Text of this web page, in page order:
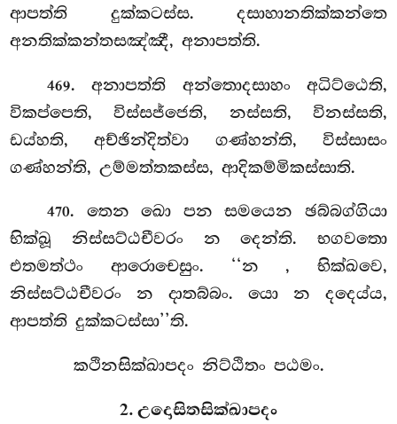
ආපත්ති දුක්කටස්ස. දසාහානතික්කන්තෙ
අනතික්කන්තසඤ්ඤී, අනාපත්ති.
469. අනාපත්ති අන්තොදසාහං අධිට්ඨෙති,
විකප්පෙති, විස්සජ්ජෙති, නස්සති, විනස්සති,
ඩය්හති, අච්ඡින්දිත්වා ගණ්හන්ති, විස්සාසං
ගණ්හන්ති, උම්මත්තකස්ස, ආදිකම්මිකස්සාති.
470. තෙනඛො පන සමයෙන ඡබ්බග්ගියා
භික්ඛූ නිස්සට්ඨචීවරං න දෙන්ති. භගවතො
එතමත්ථං ආරොචෙසුං. ‘‘න, භික්ඛවෙ,
නිස්සට්ඨචීවරං න දාතබ්බං. යො න දදෙය්ය,
ආපත්ති දුක්කටස්සා’’ති.
කථිනසික්ඛාපදං නිට්ඨිතං පඨමං.
2. උදොසිතසික්ඛාපදං